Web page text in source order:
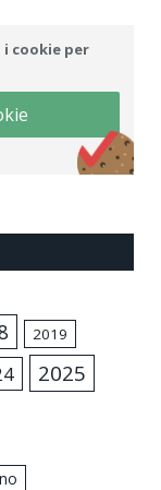
cookie per
2019
2025